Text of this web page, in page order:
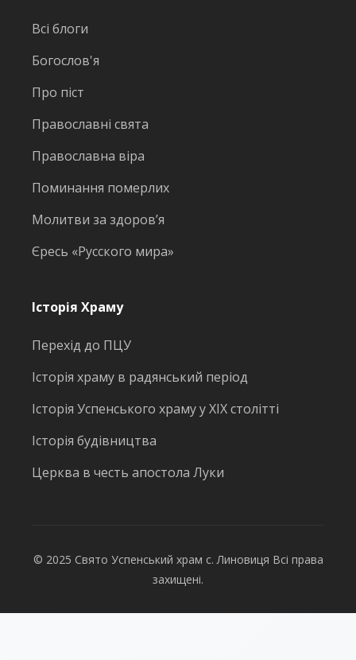
Всі блоги
Богослов'я
Про піст
Православні свята
Православна віра
Поминання померлих
Молитви за здоров’я
Єресь «Русского мира»
Історія Храму
Перехід до ПЦУ
Історія храму в радянський період
Історія Успенського храму у ХІХ столітті
Історія будівництва
Церква в честь апостола Луки
© 2025 Свято Успенський храм с. Линовиця Всі права
захищені.